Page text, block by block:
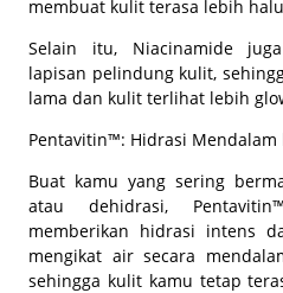
membuat kulit terasa lebih
Selain itu, Niacinamide
lapisan pelindung kulit,
lama dan kulit terlihat lebih
Pentavitin™: Hidrasi Mendalam
Buat kamu yang sering
atau dehidrasi,
memberikan hidrasi intens
mengikat air secara
sehingga kulit kamu tetap